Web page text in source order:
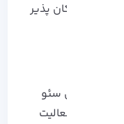
امکان پذیر
تگ برای سئو
سئو فعالیت